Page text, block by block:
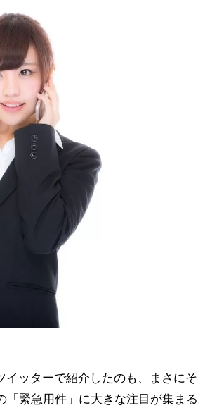
ッターで紹介したのも、まさにそ
緊急用件」に大きな注目が集まる